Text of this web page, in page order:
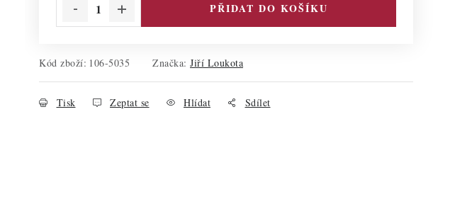
PŘIDAT DO KOŠÍKU
Kód zboží: 106-5035 Značka: Jiří Loukota
Tisk Zeptat se Hlídat Sdílet